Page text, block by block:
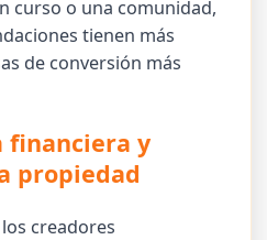
curso o una comunidad,
tienen más
de conversión más
financiera y
propiedad
creadores